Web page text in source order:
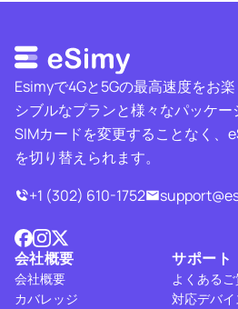
Esimyで4Gと5Gの最高速度をお
シブルなプランと様々なパッケ
SIMカードを変更することなく、
を切り替えられます。
+1 (302) 610-1752
会社概要
会社概要
カバレッジ
サポート
よくある
対応デバイ